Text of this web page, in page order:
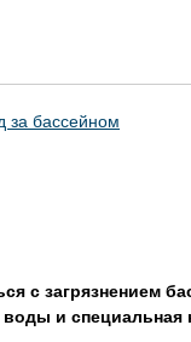
за бассейном
с загрязнением
и